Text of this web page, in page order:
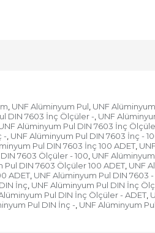
, UNF Alüminyum Pul, UNF
DIN 7603 İnç Ölçüler -, UNF
Alüminyum Pul DIN 7603 İnç
-, UNF Alüminyum Pul DIN 7603 İnç -
Pul DIN 7603 İnç 100 ADET,
7603 Ölçüler - 100, UNF
Pul DIN 7603 Ölçüler 100 ADET, UNF
ADET, UNF Alüminyum Pul DIN 7603 -
İnç, UNF Alüminyum Pul DIN İnç
Pul DIN İnç Ölçüler - ADET,
Pul DIN İnç -, UNF Alüminyum